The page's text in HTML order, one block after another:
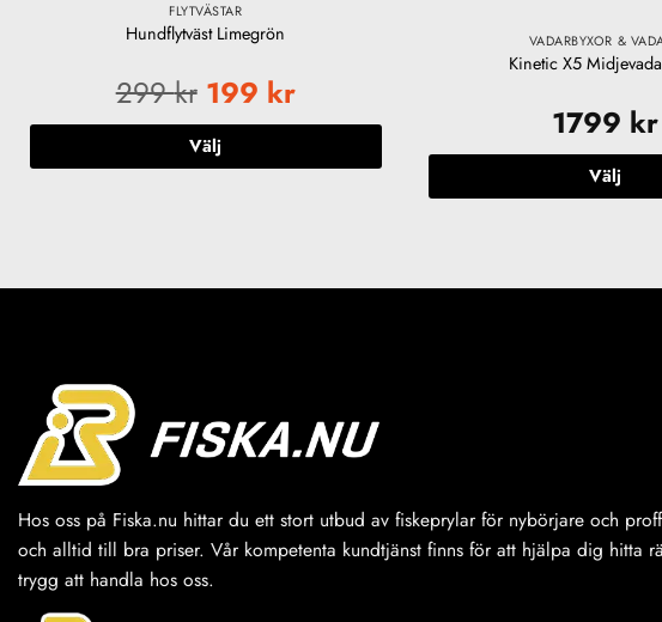
FLYTVÄSTAR
Hundflytväst Limegrön
299kr 199 kr
Välj
flera
kan
väljas
produktsidan
VADARBYXOR &
Kinetic X5
1799 kr
Välj
har
på
Hos oss på Fiska.nu hittar du ett stort utbud av fiskeprylar för nybörjare och
och alltid till bra priser. Vår kompetenta kundtjänst finns för att hjälpa dig hitta
trygg att handla hos oss.